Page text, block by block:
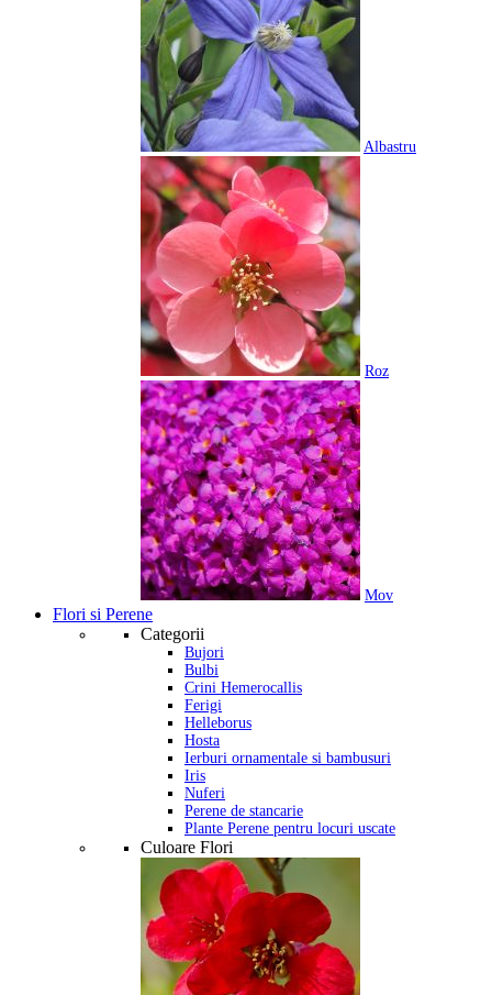
Albastru
Roz
Mov
Flori si Perene
Categorii
Bujori
Bulbi
Crini Hemerocallis
Ferigi
Helleborus
Hosta
Ierburi ornamentale si bambusuri
Iris
Nuferi
Perene de stancarie
Plante Perene pentru locuri uscate
Culoare Flori